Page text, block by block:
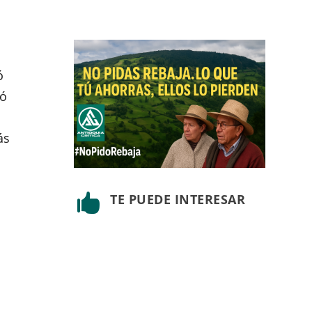
 TE PUEDE INTERESAR